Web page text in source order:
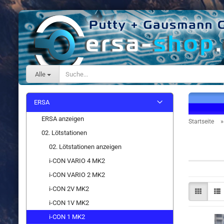
Alle
Startseite »
ERSA
ERSA anzeigen
02. Lötstationen
02. Lötstationen anzeigen
i-CON VARIO 4 MK2
i-CON VARIO 2 MK2
i-CON 2V MK2
i-CON 1V MK2
i-CON 1 MK2